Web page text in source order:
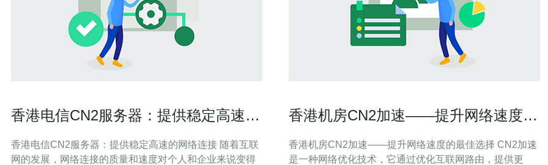
香港电信CN2服务器：提供稳定高速的
香港电信CN2服务器：提供稳定高速的网络连接 随着互联
网的发展，网络连接的质量和速度对个人和企业来说变得
香港机房CN2加速——提升网络速度的
香港机房CN2加速——提升网络速度的最佳选择 CN2加速
是一种网络优化技术，它通过优化互联网路由，提供更